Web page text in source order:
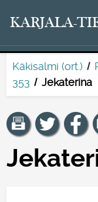
KARJALA-
Käkisalmi (ort.)
353
Jekaterina